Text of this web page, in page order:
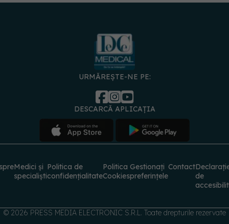
URMĂREȘTE-NE PE:
DESCARCĂ APLICAȚIA
Medici și
specialiști
Politica de
confidențialitate
Politica
Cookies
Gestionați
preferințele
Contact
de
© 2026 PRESS MEDIA ELECTRONIC S.R.L. Toate drepturile rezervate